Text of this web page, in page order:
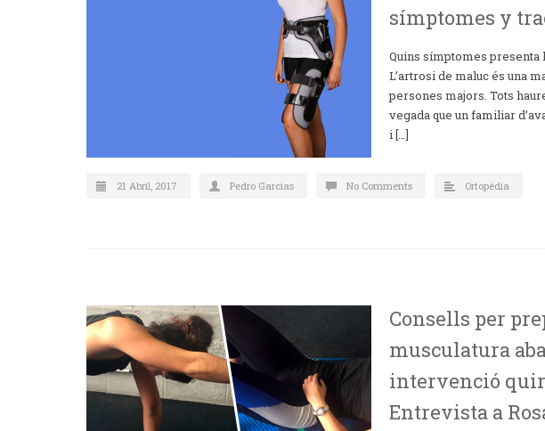
símptomes y
Quins símptomes presenta
L’artrosi de maluc és una
persones majors. Tots
vegada que un familiar
i […]
21 Abril, 2017 Pedro Garcias No Comments Ortopèdia
Consells per
musculatura
intervenció
Entrevista a